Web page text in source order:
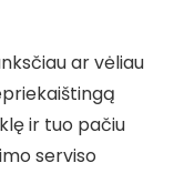
ar vėliau
ir tuo pačiu
serviso